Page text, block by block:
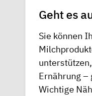
Geht es
Sie können
Ernährung
Wichtige